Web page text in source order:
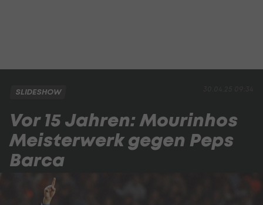
SLIDESHOW
Vor 15 Jahren: Mourinhos
Meisterwerk gegen Peps
Barca